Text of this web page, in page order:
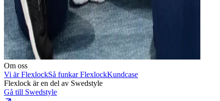
Om oss
Vi är FlexlockSå funkar FlexlockKundcase
Flexlock är en del av Swedstyle
Gå till Swedstyle